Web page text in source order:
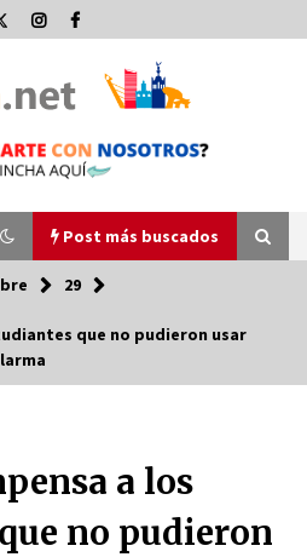
Post más buscados
lanzamiento de hachas es tan
cada vez más popular)
de 2022
29
que no pudieron usar
a los
no pudieron